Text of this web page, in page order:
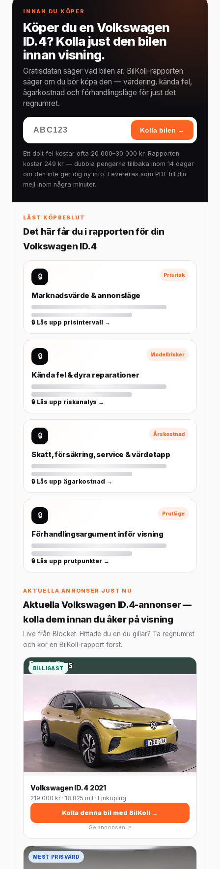
INNAN DU KÖPER
Köper du en Volkswagen
ID.4? Kolla just den bilen
innan visning.
Gratisdatan säger vad bilen är. BilKoll-rapporten
säger om du bör köpa den — värdering, kända fel,
ägarkostnad och förhandlingsläge för just det
regnumret.
Kolla bilen →
Ett dolt fel kostar ofta 20 000–30 000 kr. Rapporten
kostar 249 kr — dubbla pengarna tillbaka inom 14 dagar
om den inte ger dig ny info. Levereras som PDF till din
mejl inom några minuter.
LÅST KÖPBESLUT
Det här får du i rapporten för din
Volkswagen ID.4
🔒 Prisrisk
Marknadsvärde & annonsläge
🔒 Lås upp prisintervall →
🔒 Modellrisker
Kända fel & dyra reparationer
🔒 Lås upp riskanalys →
🔒 Årskostnad
Skatt, försäkring, service & värdetapp
🔒 Lås upp ägarkostnad →
🔒 Prutläge
Förhandlingsargument inför visning
🔒 Lås upp prutpunkter →
AKTUELLA ANNONSER JUST NU
Aktuella Volkswagen ID.4-annonser —
kolla dem innan du åker på visning
Live från Blocket. Hittade du en du gillar? Ta regnumret
och kör en BilKoll-rapport först.
BILLIGAST
Volkswagen ID.4 2021
219 000 kr · 18 825 mil · Linköping
Kolla denna bil med BilKoll →
Se annonsen ↗
MEST PRISVÄRD